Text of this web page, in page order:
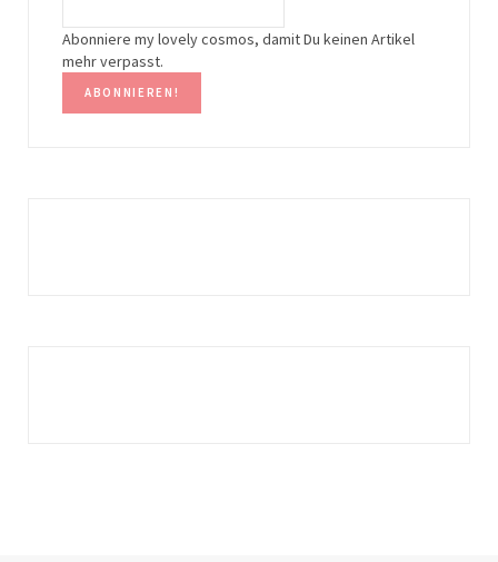
m
t
Abonniere my lovely cosmos, damit Du keinen Artikel
mehr verpasst.